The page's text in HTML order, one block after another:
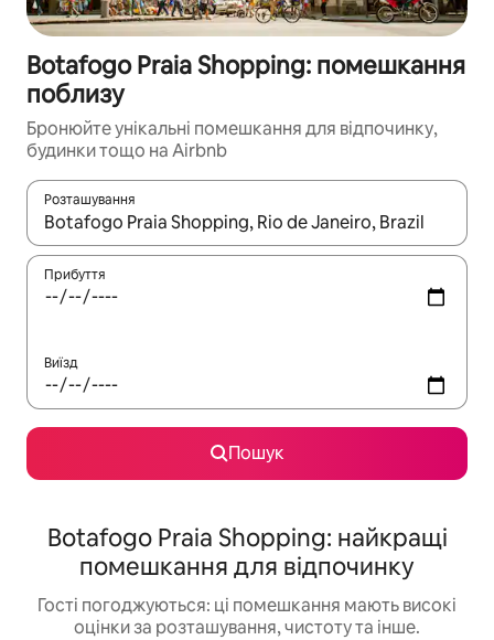
Botafogo Praia Shopping: помешкання
поблизу
Бронюйте унікальні помешкання для відпочинку,
будинки тощо на Airbnb
Розташування
Отримавши результати пошуку, використовуйте для
Прибуття
Виїзд
Пошук
Botafogo Praia Shopping: найкращі
помешкання для відпочинку
Гості погоджуються: ці помешкання мають високі
оцінки за розташування, чистоту та інше.